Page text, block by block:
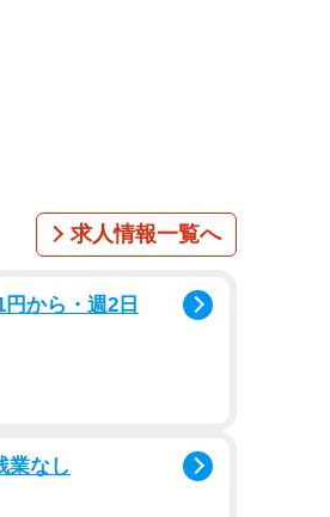
求人情報一覧へ
から・週2日
業なし